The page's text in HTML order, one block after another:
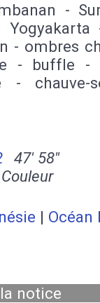
-
- ombres
- buffle -
- chauve-
47' 58''
| Océan
notice